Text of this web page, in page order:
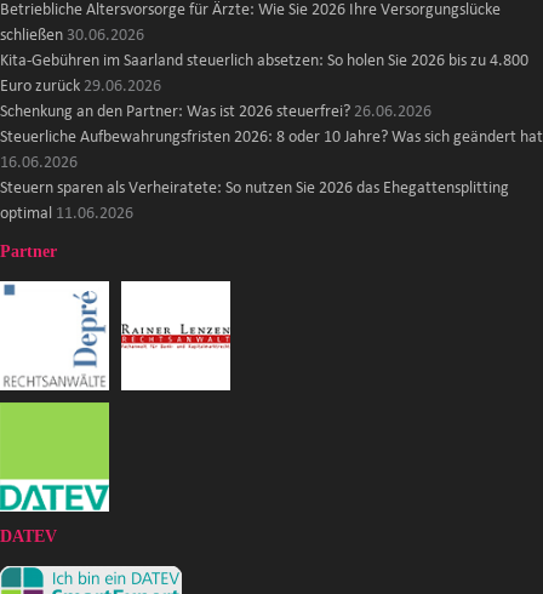
Betriebliche Altersvorsorge für Ärzte: Wie Sie 2026 Ihre Versorgungslücke
schließen 30.06.2026
Kita-Gebühren im Saarland steuerlich absetzen: So holen Sie 2026 bis zu 4.800
Euro zurück 29.06.2026
Schenkung an den Partner: Was ist 2026 steuerfrei? 26.06.2026
Steuerliche Aufbewahrungsfristen 2026: 8 oder 10 Jahre? Was sich geändert hat
16.06.2026
Steuern sparen als Verheiratete: So nutzen Sie 2026 das Ehegattensplitting
optimal 11.06.2026
Partner
DATEV